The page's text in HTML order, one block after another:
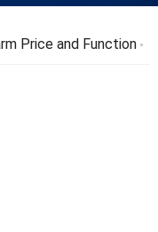
Price and Function